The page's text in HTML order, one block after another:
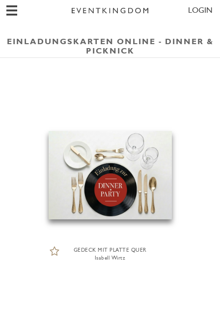
LOGIN
EINLADUNGSKARTEN ONLINE - DINNER &
PICKNICK
GEDECK MIT PLATTE QUER
Isabell Wirtz